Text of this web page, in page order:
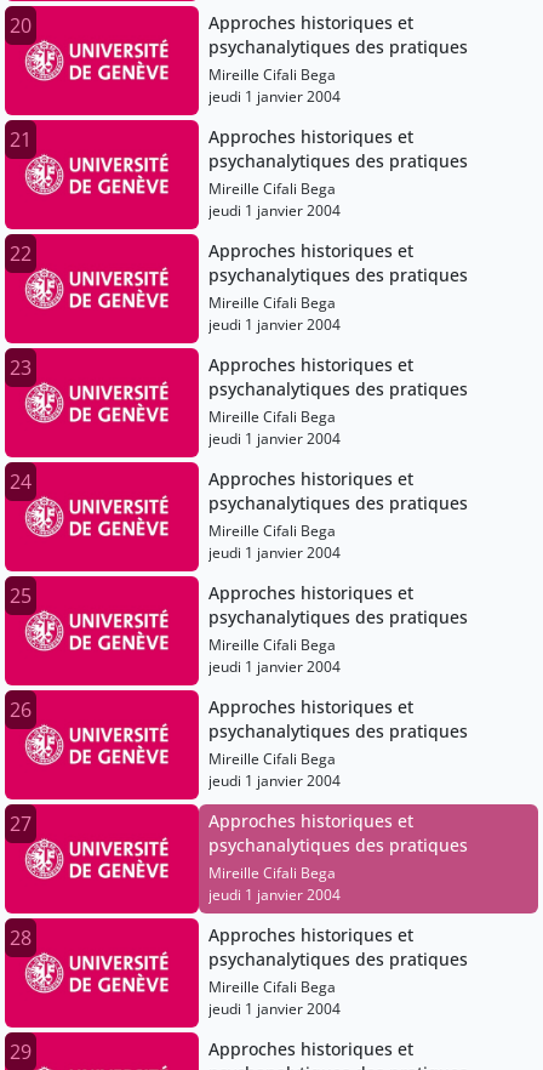
20
Approches historiques et
psychanalytiques des pratiques
Mireille Cifali Bega
jeudi 1 janvier 2004
21
Approches historiques et
psychanalytiques des pratiques
Mireille Cifali Bega
jeudi 1 janvier 2004
22
Approches historiques et
psychanalytiques des pratiques
Mireille Cifali Bega
jeudi 1 janvier 2004
23
Approches historiques et
psychanalytiques des pratiques
Mireille Cifali Bega
jeudi 1 janvier 2004
24
Approches historiques et
psychanalytiques des pratiques
Mireille Cifali Bega
jeudi 1 janvier 2004
25
Approches historiques et
psychanalytiques des pratiques
Mireille Cifali Bega
jeudi 1 janvier 2004
26
Approches historiques et
psychanalytiques des pratiques
Mireille Cifali Bega
jeudi 1 janvier 2004
27
Approches historiques et
psychanalytiques des pratiques
Mireille Cifali Bega
jeudi 1 janvier 2004
28
Approches historiques et
psychanalytiques des pratiques
Mireille Cifali Bega
jeudi 1 janvier 2004
29
Approches historiques et